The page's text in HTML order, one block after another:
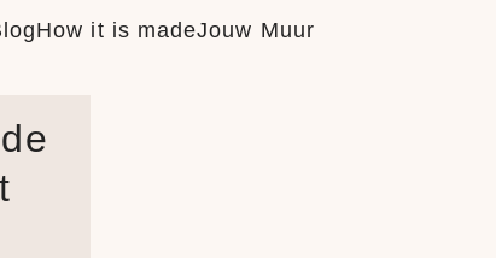
How it is madeJouw Muur